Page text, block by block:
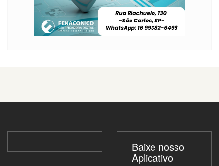
Baixe nosso
Aplicativo